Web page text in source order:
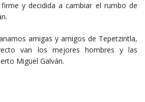
y decidida a cambiar el rumbo de
amigas y amigos de Tepetzintla,
van los mejores hombres y las
Miguel Galván.